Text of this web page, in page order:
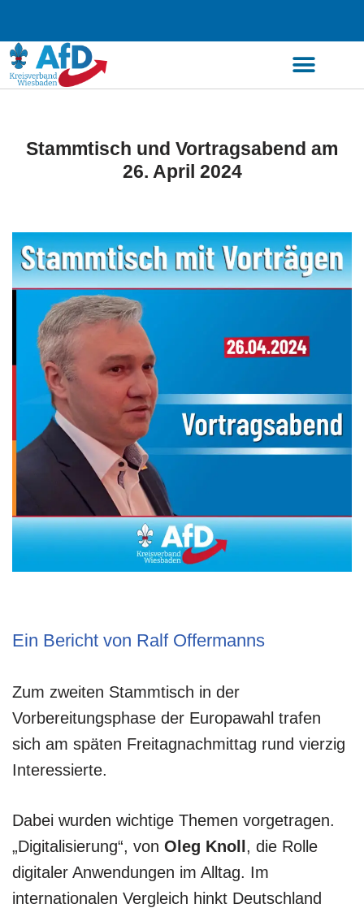
Zum
Inhalt
springen
Stammtisch und Vortragsabend am
26. April 2024
Ein Bericht von Ralf Offermanns
Zum zweiten Stammtisch in der
Vorbereitungsphase der Europawahl trafen
sich am späten Freitagnachmittag rund vierzig
Interessierte.
Dabei wurden wichtige Themen vorgetragen.
„Digitalisierung“, von Oleg Knoll, die Rolle
digitaler Anwendungen im Alltag. Im
internationalen Vergleich hinkt Deutschland